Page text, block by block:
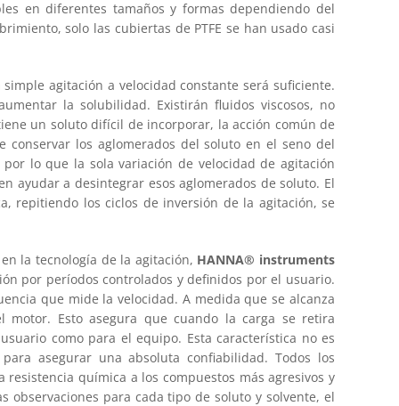
en diferentes tamaños y formas dependiendo del
solo las cubiertas de PTFE se han usado casi
agitación a velocidad constante será suficiente.
la solubilidad. Existirán fluidos viscosos, no
un soluto difícil de incorporar, la acción común de
los aglomerados del soluto en el seno del
lo que la sola variación de velocidad de agitación
ayudar a desintegrar esos aglomerados de soluto. El
repitiendo los ciclos de inversión de la agitación, se
la tecnología de la agitación, HANNA® instruments
por períodos controlados y definidos por el usuario.
que mide la velocidad. A medida que se alcanza
Esto asegura que cuando la carga se retira
como para el equipo. Esta característica no es
asegurar una absoluta confiabilidad. Todos los
química a los compuestos más agresivos y
observaciones para cada tipo de soluto y solvente, el